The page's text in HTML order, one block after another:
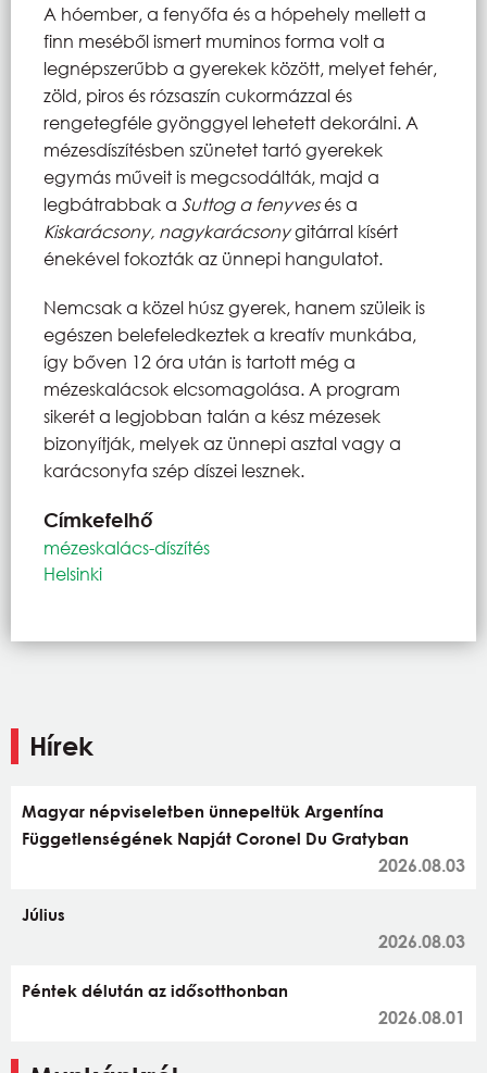
A hóember, a fenyőfa és a hópehely mellett a
finn meséből ismert muminos forma volt a
legnépszerűbb a gyerekek között, melyet fehér,
zöld, piros és rózsaszín cukormázzal és
rengetegféle gyönggyel lehetett dekorálni. A
mézesdíszítésben szünetet tartó gyerekek
egymás műveit is megcsodálták, majd a
legbátrabbak a Suttog a fenyvesés a
Kiskarácsony, nagykarácsonygitárral kísért
énekével fokozták az ünnepi hangulatot.
Nemcsak a közel húsz gyerek, hanem szüleik is
egészen belefeledkeztek a kreatív munkába,
így bőven 12 óra után is tartott még a
mézeskalácsok elcsomagolása. A program
sikerét a legjobban talán a kész mézesek
bizonyítják, melyek az ünnepi asztal vagy a
karácsonyfa szép díszei lesznek.
Címkefelhő
mézeskalács-díszítés
Helsinki
Hírek
Magyar népviseletben ünnepeltük Argentína
Függetlenségének Napját Coronel Du Gratyban
2026.08.03
Július
2026.08.03
Péntek délután az idősotthonban
2026.08.01